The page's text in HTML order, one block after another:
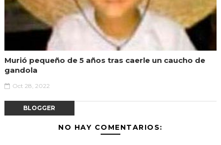
Murió pequeño de 5 años tras caerle un caucho de
gandola
Oct 28, 2022
BLOGGER
NO HAY COMENTARIOS: